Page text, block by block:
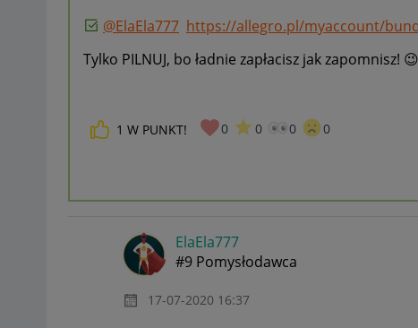
@ElaEla777 https://allegro.pl/myaccount/
Tylko PILNUJ, bo ładnie zapłacisz jak zapomnisz! 😉
1 W PUNKT! 0 0 0 0
ElaEla777
#9 Pomysłodawca
‎17-07-2020 16:37